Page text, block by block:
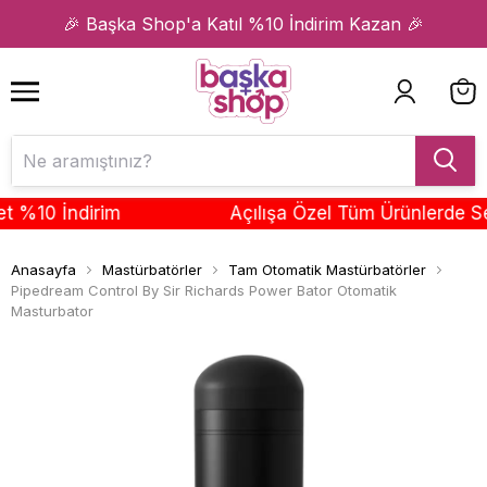
🎉 Başka Shop'a Katıl %10 İndirim Kazan 🎉
1 2
İndirim Açılışa Özel Tüm Ürünlerde
Anasayfa Mastürbatörler
Tam Otomatik Mastürbatörler
Pipedream Control By Sir Richards Power Bator Otomatik
Masturbator